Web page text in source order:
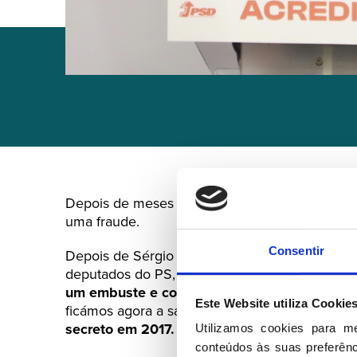
Consentir
Este Website utiliza Cookies
Utilizamos cookies para
conteúdos às suas
Depois de meses a vender a narrativa de que
uma fraude.
Depois de Sérgio Monteiro e António Pires de
deputados do PS, repondo a verdade dos
um embuste e cortina de fumo para
ficámos agora a saber - de acordo com
secreto em 2017.